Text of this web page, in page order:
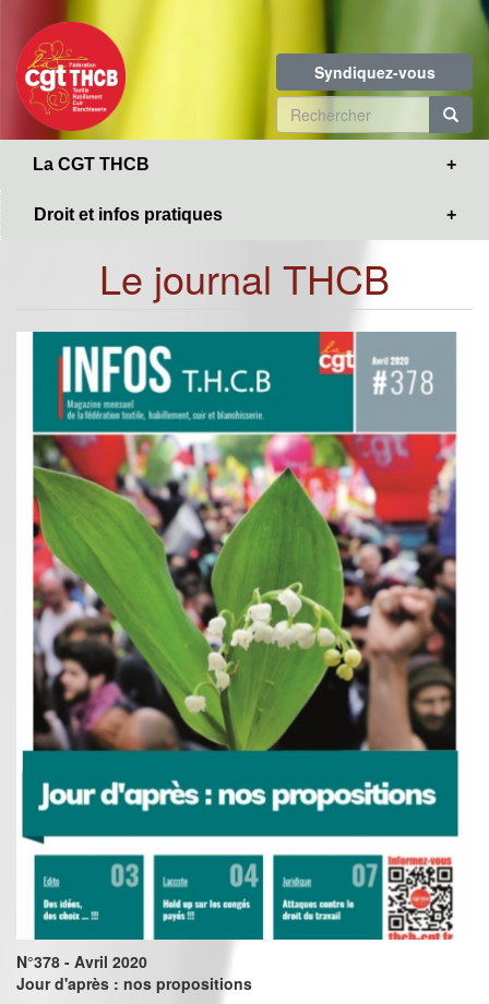
contenu
principal
Syndiquez-vous
Formulaire
de
La CGT THCB
Droit et infos pratiques
Le journal THCB
N°378 - Avril 2020
Jour d'après : nos propositions